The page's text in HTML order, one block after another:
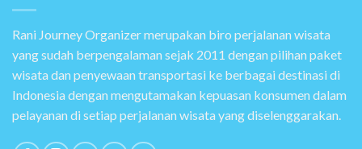
Rani Journey Organizer merupakan biro perjalanan wisata
yang sudah berpengalaman sejak 2011 dengan pilihan paket
wisata dan penyewaan transportasi ke berbagai destinasi di
Indonesia dengan mengutamakan kepuasan konsumen dalam
pelayanan di setiap perjalanan wisata yang diselenggarakan.